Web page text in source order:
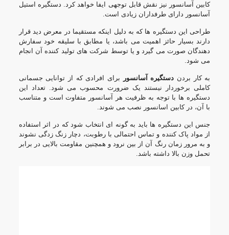
کابین آسانسور نیز نقش قابل توجهی ایفا خواهد کرد. دستگیره استیل
آسانسور دارای طرفداران زیادی است.
طراحی این دستگیره ها که به دلیل اینکه مستقیما در معرض دید قرار
دارند بسیار حائز اهمیت می باشد، یا مطابق با سلیقه خود سفارش
دهندگان صورت می گیرد و یا توسط شرکت های تولید کننده آن انجام
می شود.
به کار بردن دستگیره آسانسور
برای افرادی که از توانایی جسمانی
کاملی برخوردار نیستند یک ضرورت محسوب می شود. تعداد این
دستگیره ها با توجه به ظرفیت هر آسانسور متفاوت است و متناسب
با آن، در کابین اسانسور نصب می شوند.
جنس این دستگیره ها باید به گونه ای انتخاب شود که در اثر استفاده
از مواد پاک کننده و تماس احتمالی با رطوبت، دچار زنگ زدگی نشوند
و به مرور زمان رنگ آن از بین نرود و همچنین مقاومت بالایی در برابر
تحمل وزن بالا داشته باشد.